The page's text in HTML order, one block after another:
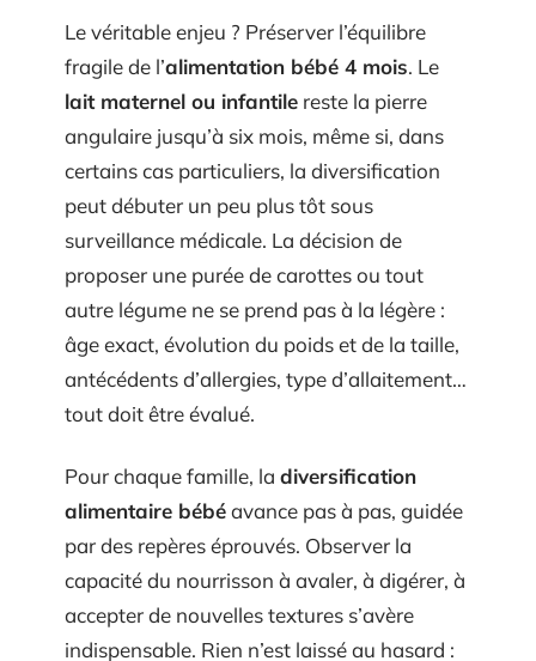
Le véritable enjeu ? Préserver l’équilibre
fragile de l’alimentation bébé 4 mois. Le
lait maternel ou infantile reste la pierre
angulaire jusqu’à six mois, même si, dans
certains cas particuliers, la diversification
peut débuter un peu plus tôt sous
surveillance médicale. La décision de
proposer une purée de carottes ou tout
autre légume ne se prend pas à la légère :
âge exact, évolution du poids et de la taille,
antécédents d’allergies, type d’allaitement…
tout doit être évalué.
Pour chaque famille, la diversification
alimentaire bébéavance pas à pas, guidée
par des repères éprouvés. Observer la
capacité du nourrisson à avaler, à digérer, à
accepter de nouvelles textures s’avère
indispensable. Rien n’est laissé au hasard :